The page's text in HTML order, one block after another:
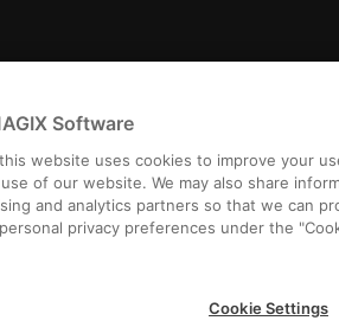
Copyright © 2003-2026
Software
website uses cookies to improve your
of our website. We may also share
and analytics partners so that we can
privacy preferences under the
Cookie Settings